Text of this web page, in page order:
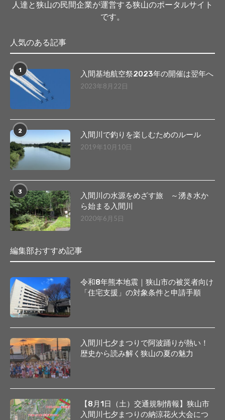
人達と狭山の民間企業が運営する狭山のポータルサイト
です。
人気のある記事
1 入間基地航空祭2023年の開催は翌年へ
2023年8月22日
2 入間川で釣りを楽しむためのルール
2019年10月10日
3
入間川の水源をめざす旅 ～湧き水か
ら始まる入間川
2020年6月5日
編集部おすすめ記事
令和8年熊本地震｜狭山市の被災者向け
「住宅支援」の対象条件と申請手順
入間川七夕まつりで阿波踊りが熱い！
歴史から読み解く狭山の夏の魅力
【8月1日（土）交通規制情報】狭山市
入間川七夕まつりの納涼花火大会につ